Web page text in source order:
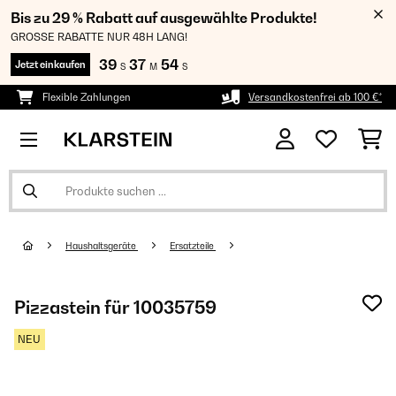
Bis zu 29 % Rabatt auf ausgewählte Produkte!
GROSSE RABATTE NUR 48H LANG!
Jetzt einkaufen 39 S 37 M 54 S
Flexible Zahlungen Versandkostenfrei ab 100 €*
Haushaltsgeräte Ersatzteile
Pizzastein für 10035759
NEU